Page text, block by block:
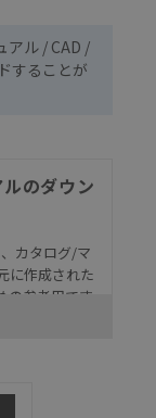
アル / CAD /
することが
のダウン
カタログ/マ
に作成された
の参考用です
分にご配慮
全体として